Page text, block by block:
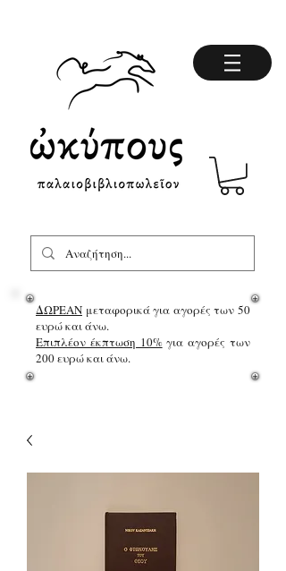
ΔΩΡΕΑΝ μεταφορικά για αγορές των 50
ευρώ και άνω.
Επιπλέον έκπτωση 10%για αγορές των
200 ευρώ και άνω.